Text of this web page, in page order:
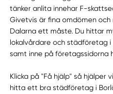
tänker anlita innehar F-
Givetvis är fina omdömen och
Dalarna ett måste. Du hittar
lokalvårdare och städföretag i
samt inne på företagssidorna
Klicka på "Få hjälp" så hjälper
hitta ett bra städföretag i